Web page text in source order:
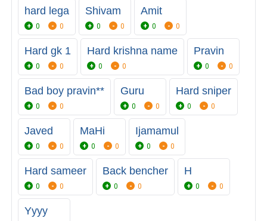
hard lega
0 0
Shivam
0 0
Amit
0 0
Hard gk 1
0 0
Hard krishna name
0 0
Pravin
0 0
Bad boy pravin**
0 0
Guru
0 0
Hard sniper
0 0
Javed
0 0
MaHi
0 0
Ijamamul
0 0
Hard sameer
0 0
Back bencher
0 0
H
0 0
Yyyy